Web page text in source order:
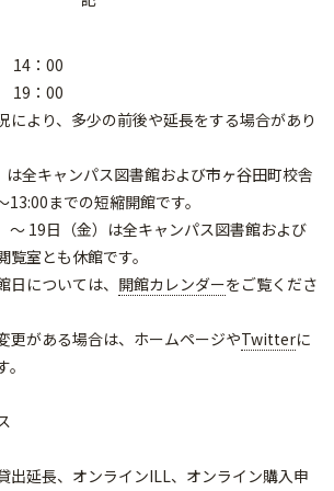
14：00
19：00
より、 多少の前後や延長をする場合があり
は全キャンパス図書館および市ヶ谷田町校舎
13:00までの短縮開館です。
19日（金）
は全キャンパス図書館および
室とも休館です。
については、 開館カレンダーをご覧くださ
がある場合は、 ホームページやTwitterに
長、オンラインILL、オンライン購入申